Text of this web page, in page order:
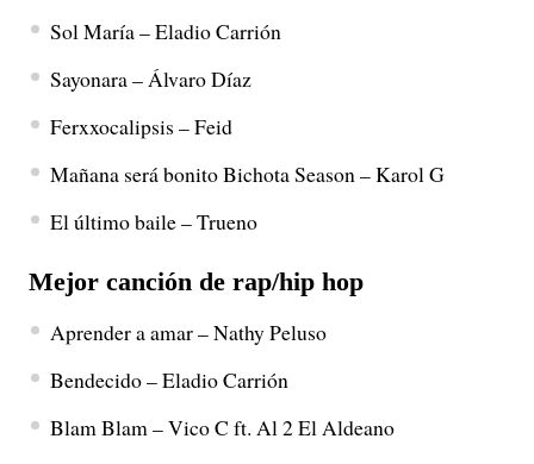
Sol María – Eladio Carrión
Sayonara – Álvaro Díaz
Ferxxocalipsis – Feid
Mañana será bonito Bichota Season – Karol G
El último baile – Trueno
Mejor canción de rap/hip hop
Aprender a amar – Nathy Peluso
Bendecido – Eladio Carrión
Blam Blam – Vico C ft. Al 2 El Aldeano